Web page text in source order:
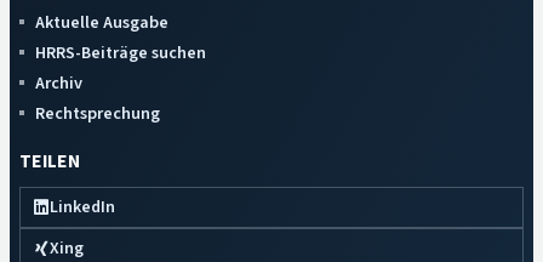
Aktuelle Ausgabe
HRRS-Beiträge suchen
Archiv
Rechtsprechung
TEILEN
LinkedIn
Xing